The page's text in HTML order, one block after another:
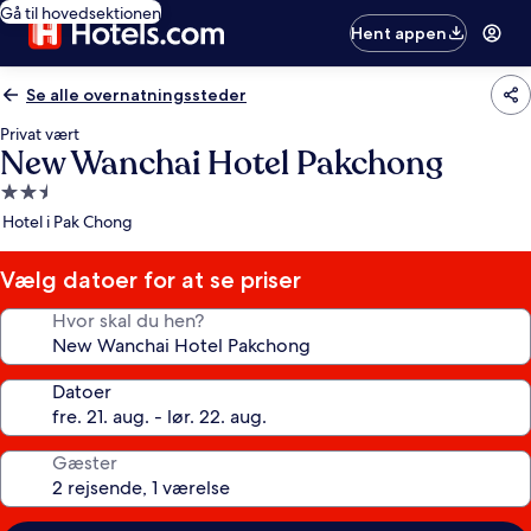
Gå til hovedsektionen
Hent appen
Se alle overnatningssteder
Privat vært
New Wanchai Hotel Pakchong
2.5-
stjernet
Hotel i Pak Chong
Vælg datoer for at se priser
Hvor skal du hen?
Datoer
Gæster